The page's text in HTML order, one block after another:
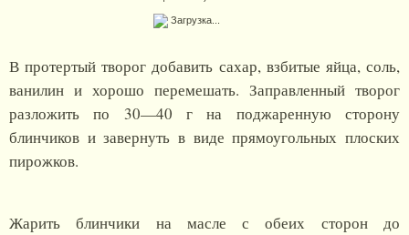
Загрузка...
В протертый творог добавить сахар, взбитые яйца, соль,
ванилин и хорошо перемешать. Заправленный творог
разложить по 30—40 г на поджаренную сторону
блинчиков и завернуть в виде прямоугольных плоских
пирожков.
Жарить блинчики на масле с обеих сторон до